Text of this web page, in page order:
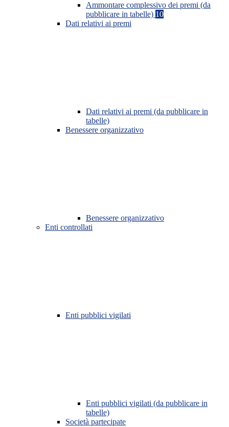
Ammontare complessivo dei premi (da
pubblicare in tabelle) 10
Dati relativi ai premi
Dati relativi ai premi (da pubblicare in
tabelle)
Benessere organizzativo
Benessere organizzativo
Enti controllati
Enti pubblici vigilati
Enti pubblici vigilati (da pubblicare in
tabelle)
Società partecipate